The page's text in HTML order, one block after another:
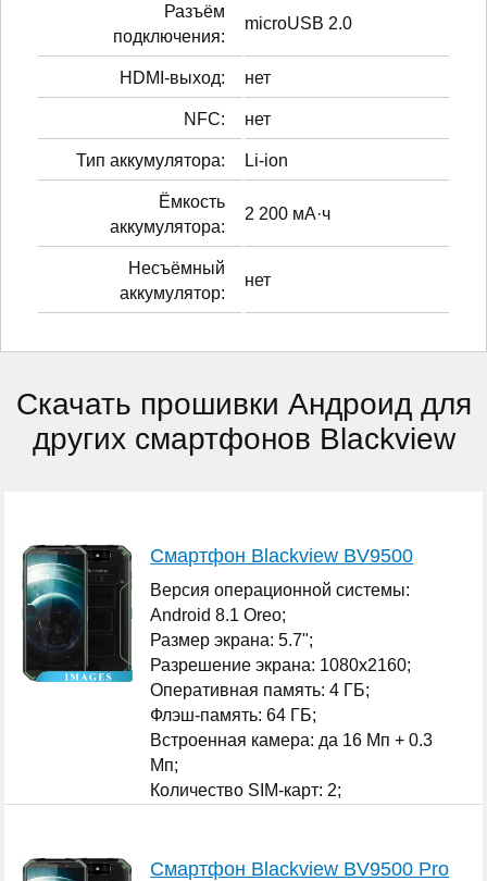
Разъём
подключения:
microUSB 2.0
HDMI-выход: нет
NFC: нет
Тип аккумулятора: Li-ion
Ёмкость
аккумулятора:
2 200 мА·ч
Несъёмный
аккумулятор:
нет
Скачать прошивки Андроид для
других смартфонов Blackview
Смартфон Blackview BV9500
Версия операционной системы:
Android 8.1 Oreo;
Размер экрана: 5.7";
Разрешение экрана: 1080x2160;
Оперативная память: 4 ГБ;
Флэш-память: 64 ГБ;
Встроенная камера: да 16 Мп + 0.3
Мп;
Количество SIM-карт: 2;
Смартфон Blackview BV9500 Pro